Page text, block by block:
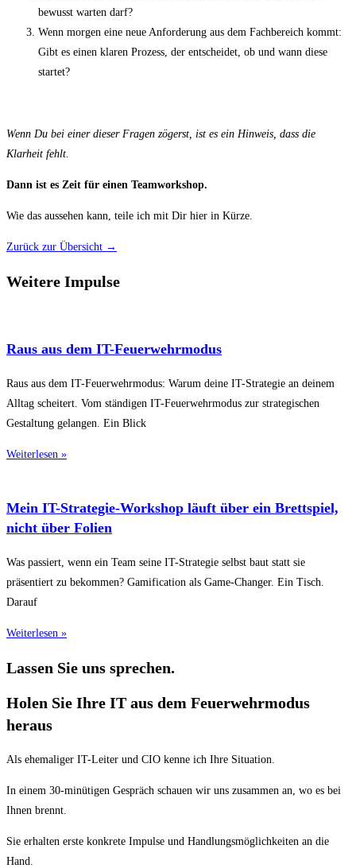
bewusst warten darf?
Wenn morgen eine neue Anforderung aus dem Fachbereich kommt:
Gibt es einen klaren Prozess, der entscheidet, ob und wann diese
startet?
Wenn Du bei einer dieser Fragen zögerst, ist es ein Hinweis, dass die
Klarheit fehlt.
Dann ist es Zeit für einen Teamworkshop.
Wie das aussehen kann, teile ich mit Dir hier in Kürze.
Zurück zur Übersicht →
Weitere Impulse
Raus aus dem IT-Feuerwehrmodus
Raus aus dem IT-Feuerwehrmodus: Warum deine IT-Strategie an deinem
Alltag scheitert. Vom ständigen IT-Feuerwehrmodus zur strategischen
Gestaltung gelangen. Ein Blick
Weiterlesen »
Mein IT-Strategie-Workshop läuft über ein Brettspiel,
nicht über Folien
Was passiert, wenn ein Team seine IT-Strategie selbst baut statt sie
präsentiert zu bekommen? Gamification als Game-Changer. Ein Tisch.
Darauf
Weiterlesen »
Lassen Sie uns sprechen.
Holen Sie Ihre IT aus dem Feuerwehrmodus
heraus
Als ehemaliger IT-Leiter und CIO kenne ich Ihre Situation.
In einem 30-minütigen Gespräch schauen wir uns zusammen an, wo es bei
Ihnen brennt.
Sie erhalten erste konkrete Impulse und Handlungsmöglichkeiten an die
Hand.